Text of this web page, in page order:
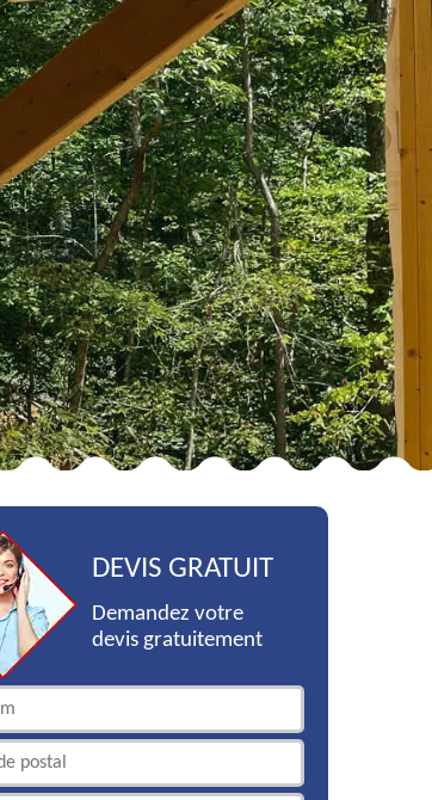
DEVIS GRATUIT
Demandez votre
devis gratuitement